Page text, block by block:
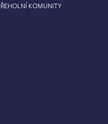
ŘEHOLNÍ KOMUNITY